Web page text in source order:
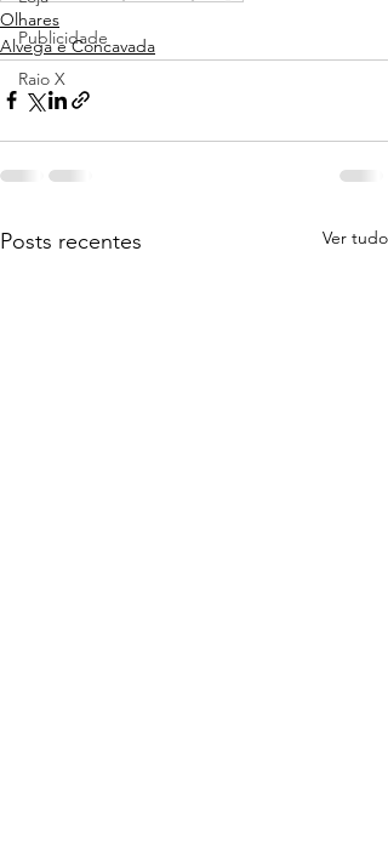
Publicidade
Raio X
Olhares
Alvega e Concavada
Posts recentes Ver tudo